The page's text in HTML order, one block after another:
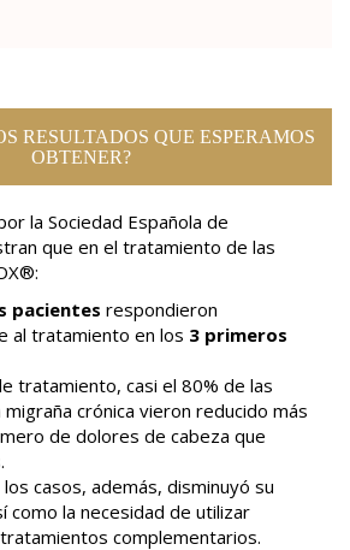
RESULTADOS QUE ESPERAMOS
OBTENER?
la Sociedad Española de
que en el tratamiento de las
pacientes respondieron
al tratamiento en los 3 primeros
tratamiento, casi el 80% de las
crónica vieron reducido más
de dolores de cabeza que
casos, además, disminuyó su
como la necesidad de utilizar
complementarios.